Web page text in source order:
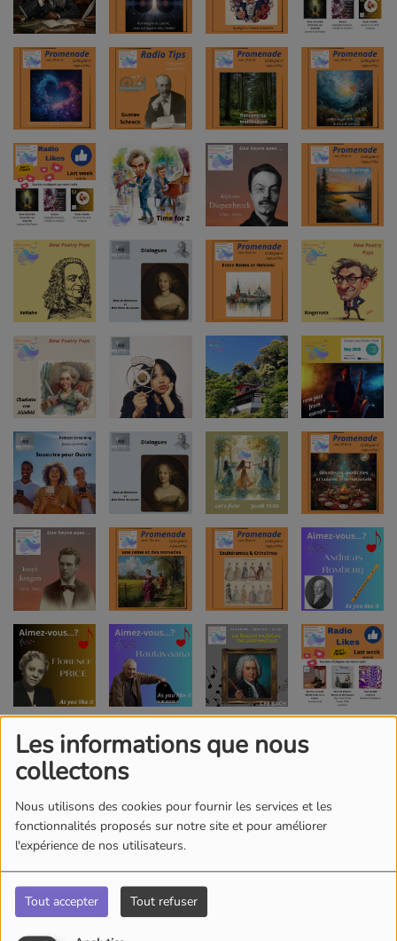
Les informations que nous
collectons
Nous utilisons des cookies pour fournir les services et les
fonctionnalités proposés sur notre site et pour améliorer
l'expérience de nos utilisateurs.
Tout accepter Tout refuser